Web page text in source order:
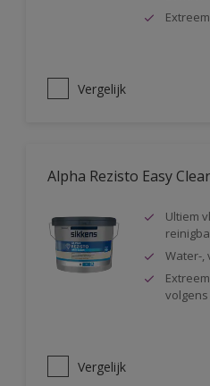
Vergelijk
Alpha Rezisto Easy
Ultiem
Water-,
volgens
Vergelijk